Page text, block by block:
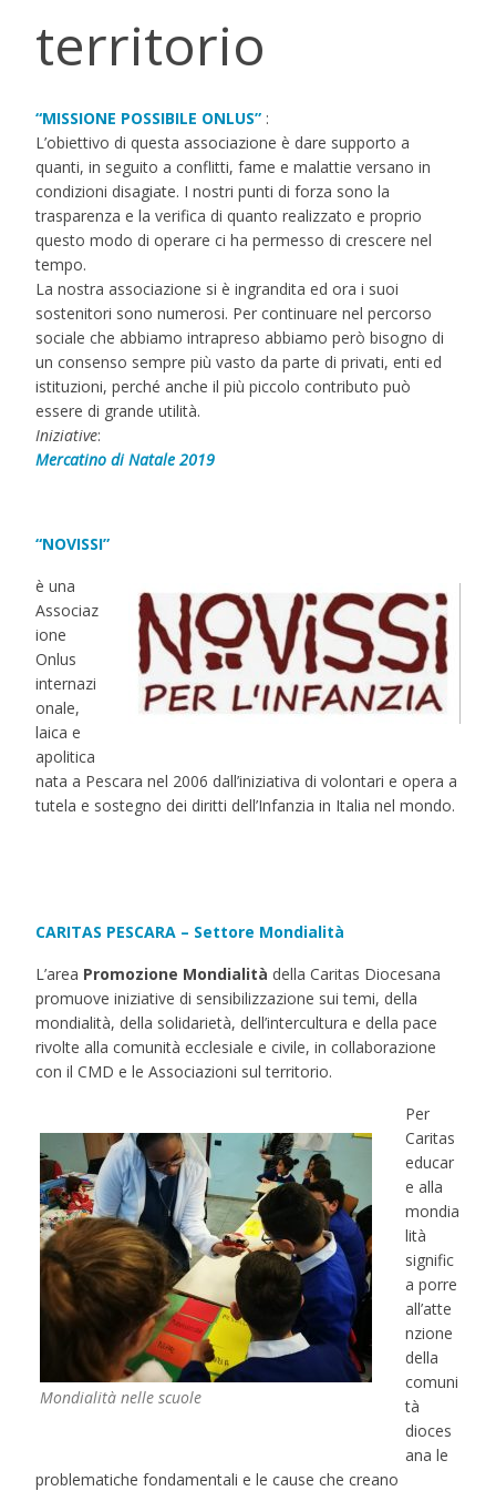
territorio
“MISSIONE POSSIBILE ONLUS” :
L’obiettivo di questa associazione è dare supporto a
quanti, in seguito a conflitti, fame e malattie versano in
condizioni disagiate. I nostri punti di forza sono la
trasparenza e la verifica di quanto realizzato e proprio
questo modo di operare ci ha permesso di crescere nel
tempo.
La nostra associazione si è ingrandita ed ora i suoi
sostenitori sono numerosi. Per continuare nel percorso
sociale che abbiamo intrapreso abbiamo però bisogno di
un consenso sempre più vasto da parte di privati, enti ed
istituzioni, perché anche il più piccolo contributo può
essere di grande utilità.
Iniziative:
Mercatino di Natale 2019
“NOVISSI”
è una
Associaz
ione
Onlus
internazi
onale,
laica e
apolitica
nata a Pescara nel 2006 dall’iniziativa di volontari e opera a
tutela e sostegno dei diritti dell’Infanzia in Italia nel mondo.
CARITAS PESCARA – Settore Mondialità
L’area Promozione Mondialità della Caritas Diocesana
promuove iniziative di sensibilizzazione sui temi, della
mondialità, della solidarietà, dell’intercultura e della pace
rivolte alla comunità ecclesiale e civile, in collaborazione
con il CMD e le Associazioni sul territorio.
Mondialità nelle scuole
Per
Caritas
educar
e alla
mondia
lità
signific
a porre
all’atte
nzione
della
comuni
tà
dioces
ana le
problematiche fondamentali e le cause che creano